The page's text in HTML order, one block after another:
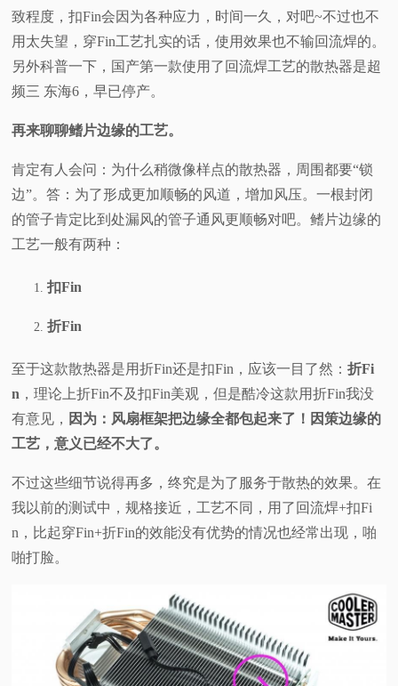
致程度，扣Fin会因为各种应力，时间一久，对吧~不过也不
用太失望，穿Fin工艺扎实的话，使用效果也不输回流焊的。
另外科普一下，国产第一款使用了回流焊工艺的散热器是超
频三 东海6，早已停产。
再来聊聊鳍片边缘的工艺。
肯定有人会问：为什么稍微像样点的散热器，周围都要“锁
边”。答：为了形成更加顺畅的风道，增加风压。一根封闭
的管子肯定比到处漏风的管子通风更顺畅对吧。鳍片边缘的
工艺一般有两种：
扣Fin
折Fin
至于这款散热器是用折Fin还是扣Fin，应该一目了然：折Fi
n ，理论上折Fin不及扣Fin美观，但是酷冷这款用折Fin我没
有意见， 因为：风扇框架把边缘全都包起来了！因策边缘的
工艺，意义已经不大了。
不过这些细节说得再多，终究是为了服务于散热的效果。在
我以前的测试中，规格接近，工艺不同，用了回流焊+扣Fi
n，比起穿Fin+折Fin的效能没有优势的情况也经常出现，啪
啪打脸。